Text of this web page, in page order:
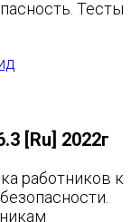
[Ru] 2022г
работников к